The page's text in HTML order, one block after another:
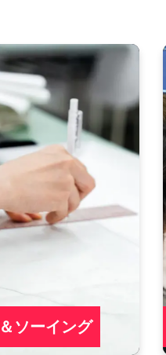
ソーイング